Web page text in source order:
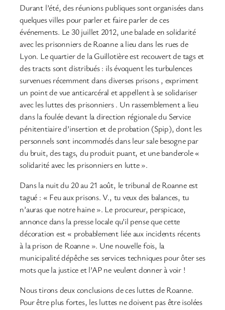
Durant l’été, des réunions publiques sont organisées dans
quelques villes pour parler et faire parler de ces
événements. Le 30 juillet 2012, une balade en solidarité
avec les prisonniers de Roanne a lieu dans les rues de
Lyon. Le quartier de la Guillotière est recouvert de tags et
des tracts sont distribués : ils évoquent les turbulences
survenues récemment dans diverses prisons , expriment
un point de vue anticarcéral et appellent à se solidariser
avec les luttes des prisonniers . Un rassemblement a lieu
dans la foulée devant la direction régionale du Service
pénitentiaire d’insertion et de probation (Spip), dont les
personnels sont incommodés dans leur sale besogne par
du bruit, des tags, du produit puant, et une banderole «
solidarité avec les prisonniers en lutte ».
Dans la nuit du 20 au 21 août, le tribunal de Roanne est
tagué : « Feu aux prisons. V., tu veux des balances, tu
n’auras que notre haine ». Le procureur, perspicace,
annonce dans la presse locale qu’il pense que cette
décoration est « probablement liée aux incidents récents
à la prison de Roanne ». Une nouvelle fois, la
municipalité dépêche ses services techniques pour ôter ses
mots que la justice et l’AP ne veulent donner à voir !
Nous tirons deux conclusions de ces luttes de Roanne.
Pour être plus fortes, les luttes ne doivent pas être isolées